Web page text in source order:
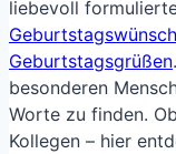
liebevoll
Geburtstagsgrüßen
besonderen
Worte zu finden.
Kollegen – hier